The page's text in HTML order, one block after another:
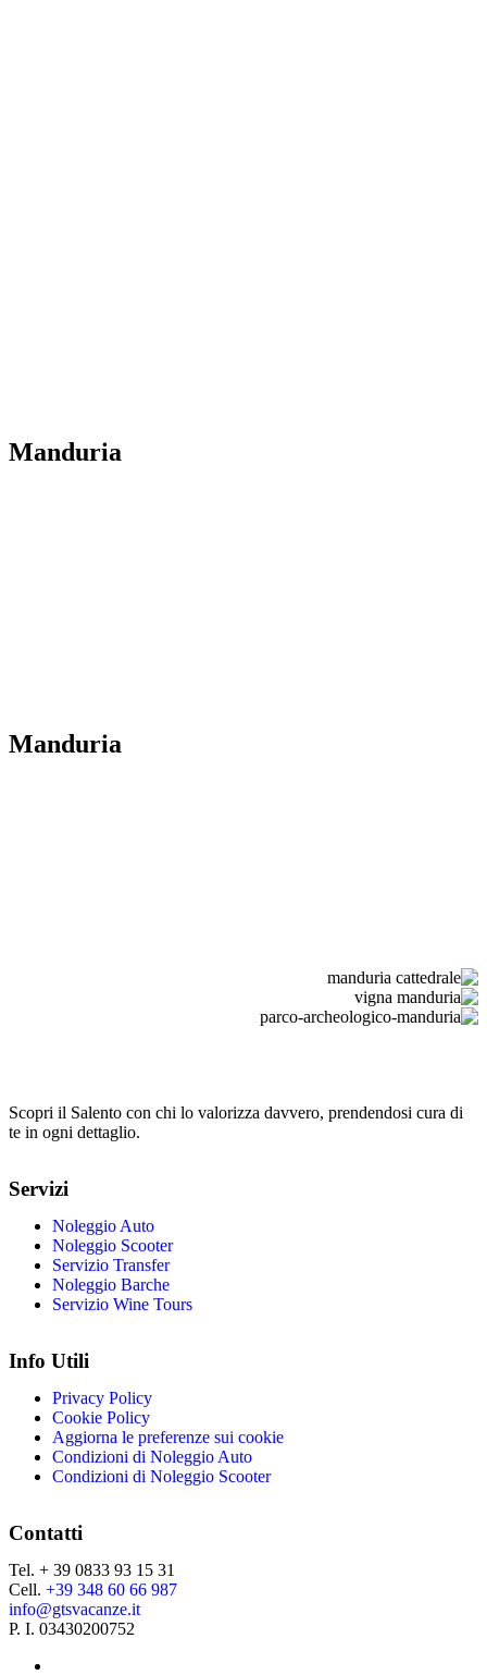
Manduria
Manduria
Scopri il Salento con chi lo valorizza davvero, prendendosi cura di
te in ogni dettaglio.
Servizi
Noleggio Auto
Noleggio Scooter
Servizio Transfer
Noleggio Barche
Servizio Wine Tours
Info Utili
Privacy Policy
Cookie Policy
Aggiorna le preferenze sui cookie
Condizioni di Noleggio Auto
Condizioni di Noleggio Scooter
Contatti
Tel. + 39 0833 93 15 31
Cell. +39 348 60 66 987
info@gtsvacanze.it
P. I. 03430200752